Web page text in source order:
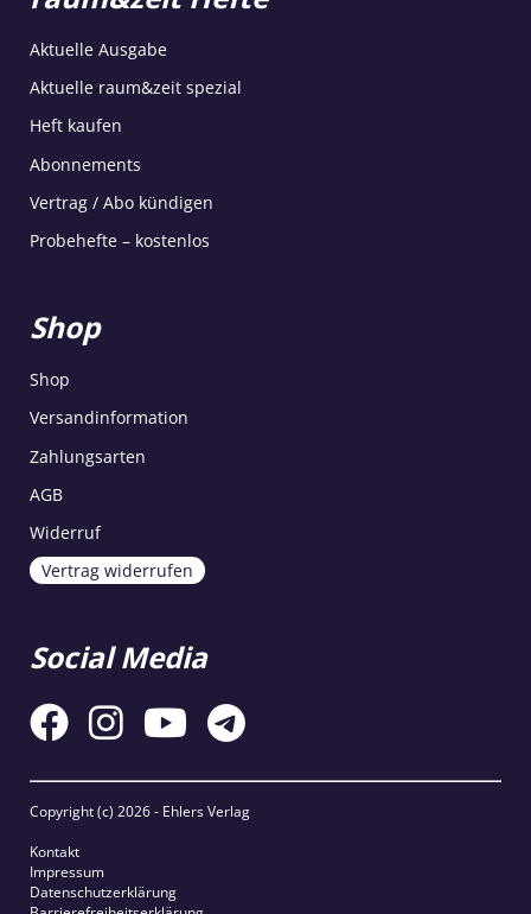
Aktuelle Ausgabe
Aktuelle raum&zeit spezial
Heft kaufen
Abonnements
Vertrag / Abo kündigen
Probehefte – kostenlos
Shop
Shop
Versandinformation
Zahlungsarten
AGB
Widerruf
Vertrag widerrufen
Social Media
Copyright (c) 2026 - Ehlers Verlag
Kontakt
Impressum
Datenschutzerklärung